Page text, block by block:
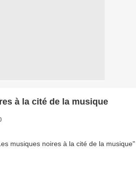
à la cité de la musique